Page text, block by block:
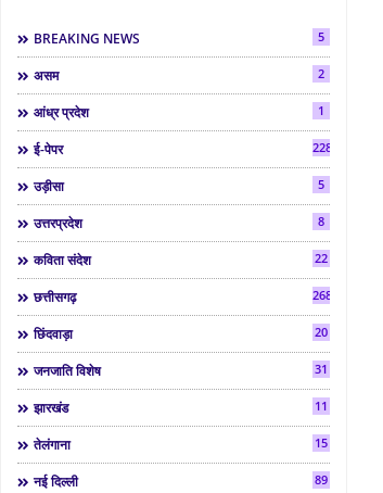
BREAKING NEWS 5
असम 2
आंध्र प्रदेश 1
ई-पेपर 2286
उड़ीसा 5
उत्तरप्रदेश 8
कविता संदेश 22
छत्तीसगढ़ 268
छिंदवाड़ा 20
जनजाति विशेष 31
झारखंड 11
तेलंगाना 15
नई दिल्ली 89